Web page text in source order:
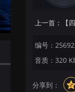
编号：
音质：320
分享到：